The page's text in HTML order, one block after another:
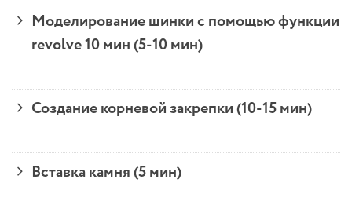
Моделирование шинки с помощью функции
revolve 10 мин (5-10 мин)
Создание корневой закрепки (10-15 мин)
Вставка камня (5 мин)